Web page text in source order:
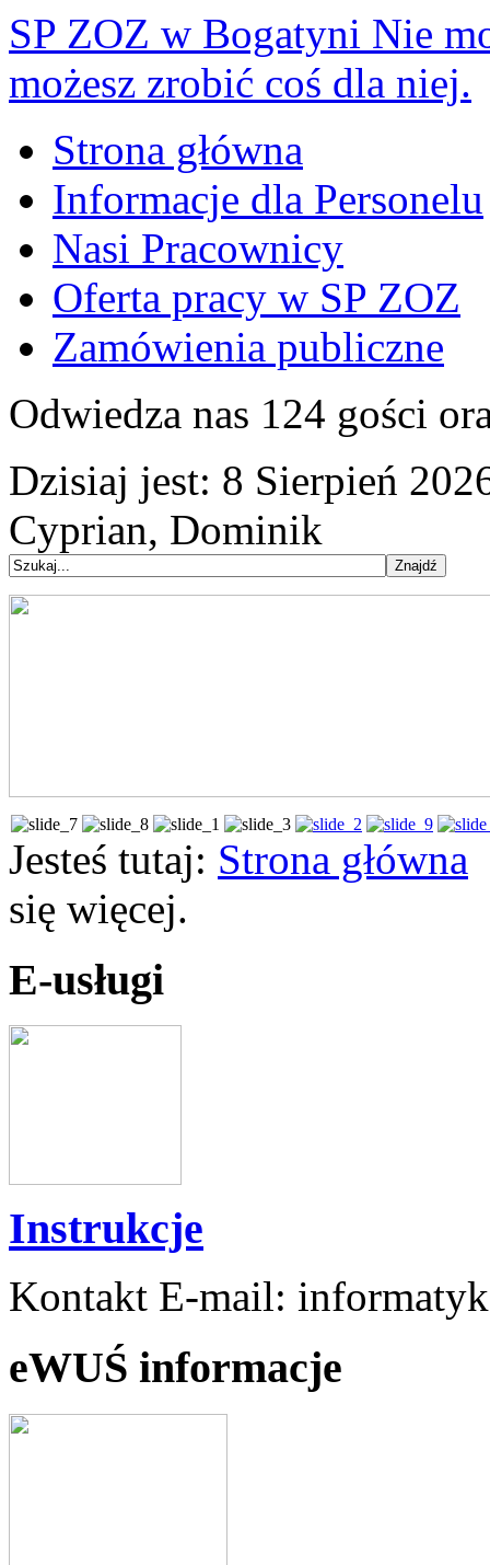
SP ZOZ w Bogatyni Nie
możesz zrobić coś dla niej.
Strona główna
Informacje dla Personelu
Nasi Pracownicy
Oferta pracy w SP ZOZ
Zamówienia publiczne
Odwiedza nas 124 gości
Dzisiaj jest: 8 Sierpień
Cyprian, Dominik
Jesteś tutaj: Strona główna
się więcej.
E-usługi
Instrukcje
Kontakt E-mail:
eWUŚ informacje